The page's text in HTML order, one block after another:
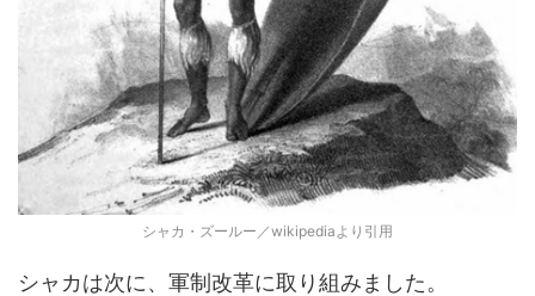
シャカ・ズールー／wikipediaより引用
シャカは次に、軍制改革に取り組みました。